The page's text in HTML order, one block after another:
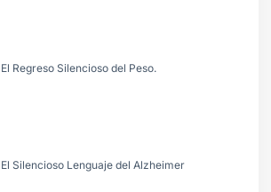
El Regreso Silencioso del Peso.
El Silencioso Lenguaje del Alzheimer